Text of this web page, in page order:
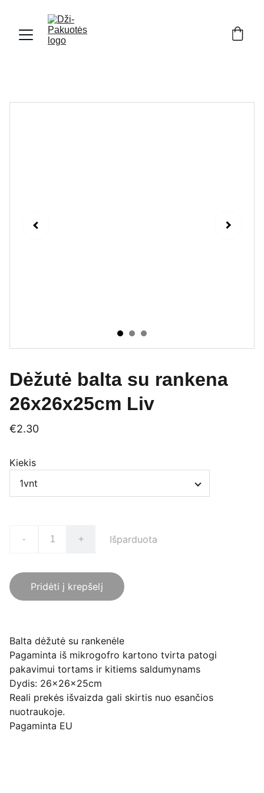
Dėžutė balta su rankena
26x26x25cm Liv
€2.30
Kiekis
- + Išparduota
Pridėti į krepšelį
Balta dėžutė su rankenėle
Pagaminta iš mikrogofro kartono tvirta patogi
pakavimui tortams ir kitiems saldumynams
Dydis: 26x26x25cm
Reali prekės išvaizda gali skirtis nuo esančios
nuotraukoje.
Pagaminta EU